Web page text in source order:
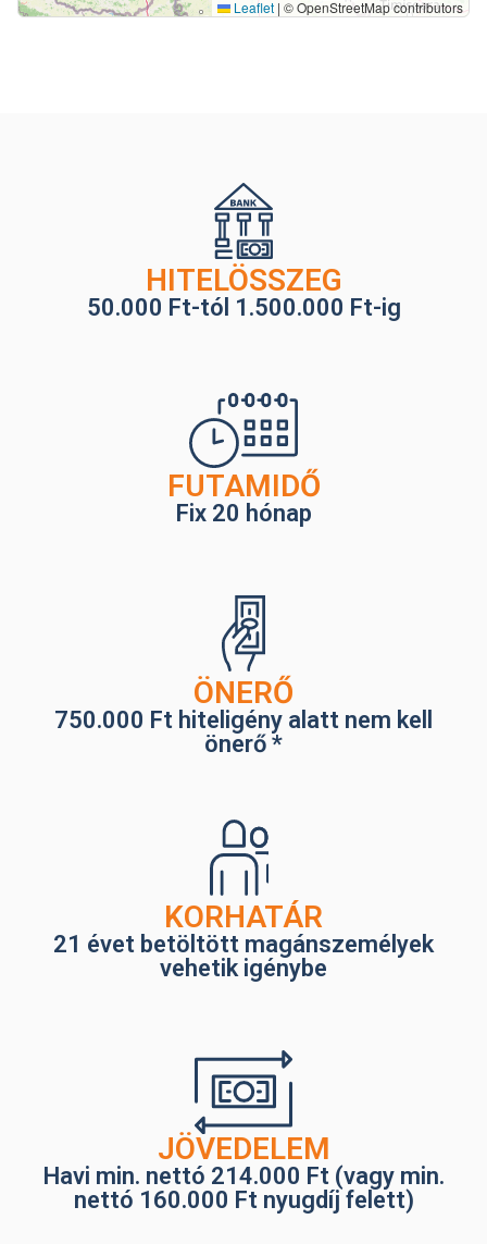
Leaflet | © OpenStreetMap contributors
HITELÖSSZEG
50.000 Ft-tól 1.500.000 Ft-ig
FUTAMIDŐ
Fix 20 hónap
ÖNERŐ
750.000 Ft hiteligény alatt nem kell
önerő *
KORHATÁR
21 évet betöltött magánszemélyek
vehetik igénybe
JÖVEDELEM
Havi min. nettó 214.000 Ft (vagy min.
nettó 160.000 Ft nyugdíj felett)